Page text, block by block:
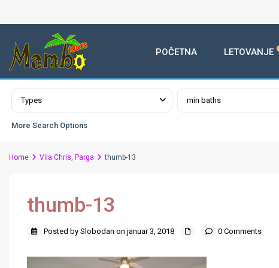
POČETNA LETOVANJE
Advanced Search
Types min baths
More Search Options
Home Vila Chris, Parga thumb-13
thumb-13
Posted by Slobodan on januar 3, 2018 0 Comments